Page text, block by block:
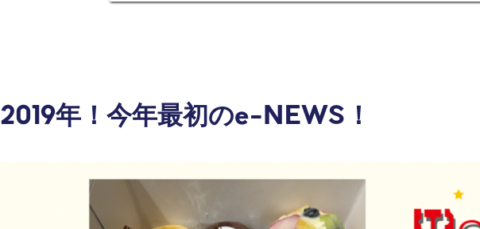
2019年！今年最初のe-NEWS！